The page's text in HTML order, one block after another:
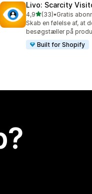
Livo: Scarcity
4,9ud af 5 stjerner
(33)
33 anmeldelser i alt
•Gratis
Skab en følelse af, at
besøgstæller på
Built for Shopify